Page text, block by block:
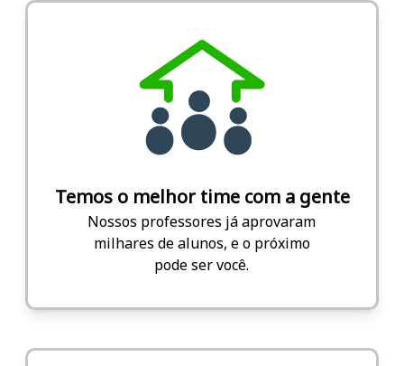
Temos o melhor time com a gente
Nossos professores já aprovaram
milhares de alunos, e o próximo
pode ser você.